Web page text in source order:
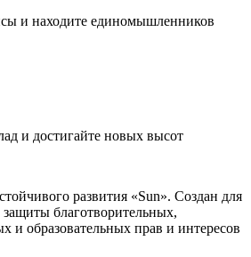
и находите единомышленников
и достигайте новых высот
развития «Sun». Создан для
благотворительных,
и образовательных прав и интересов